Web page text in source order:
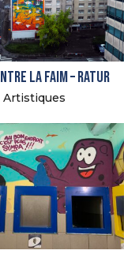
La Faim – Ratur
Artistiques